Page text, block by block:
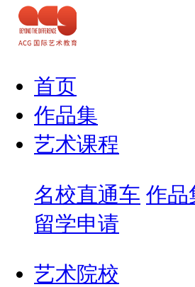
首页
作品集
艺术课程
名校直通车 作品
留学申请
艺术院校